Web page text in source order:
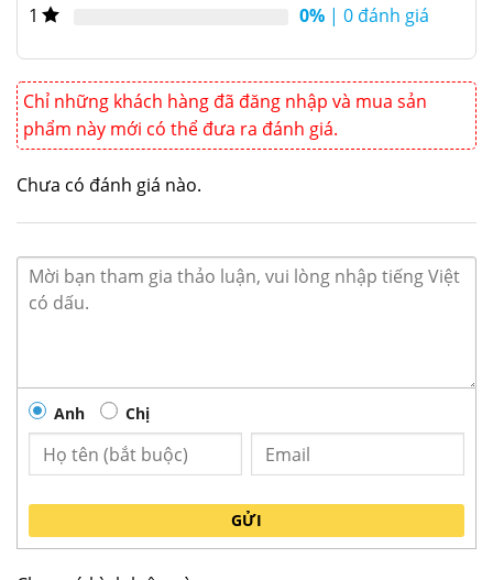
Nồi nấu Súp BJY-11SK-BK
1
0% | 0 đánh giá
Chỉ những khách hàng đã đăng nhập và mua sản
phẩm này mới có thể đưa ra đánh giá.
Chưa có đánh giá nào.
Anh Chị
GỬI